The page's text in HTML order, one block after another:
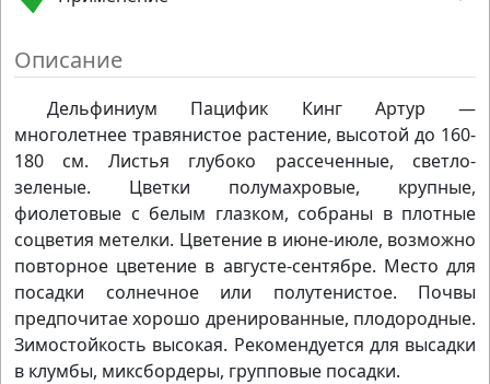
Описание
Дельфиниум Пацифик Кинг Артур —
многолетнее травянистое растение, высотой до 160-
180 см. Листья глубоко рассеченные, светло-
зеленые. Цветки полумахровые, крупные,
фиолетовые с белым глазком, собраны в плотные
соцветия метелки. Цветение в июне-июле, возможно
повторное цветение в августе-сентябре. Место для
посадки солнечное или полутенистое. Почвы
предпочитае хорошо дренированные, плодородные.
Зимостойкость высокая. Рекомендуется для высадки
в клумбы, миксбордеры, групповые посадки.